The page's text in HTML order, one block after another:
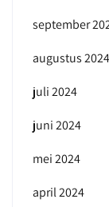
september
augustus 2024
juli 2024
juni 2024
mei 2024
april 2024